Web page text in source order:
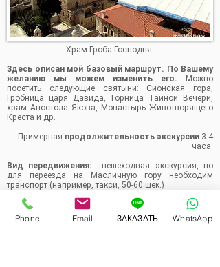
Храм Гроба Господня.
Здесь описан мой базовый маршрут. По Вашему
желанию мы можем изменить его. Можно
посетить следующие святыни: Сионская гора,
Гробница царя Давида, Горница Тайной Вечери,
храм Апостола Якова, Монастырь Животворящего
Креста и др.
Примерная продолжительность экскурсии 3-4
часа.
Вид передвижения: пешеходная экскурсия, но
для переезда на Масличную гору необходим
транспорт (например, такси, 50-60 шек.)
На заметку!
Для посещения Святых мест
рекомендуется скромная одежда (плечи и колени
закрыты). Советую одеть удобную обувь и захватить
Phone Email ЗАКАЗАТЬ WhatsApp